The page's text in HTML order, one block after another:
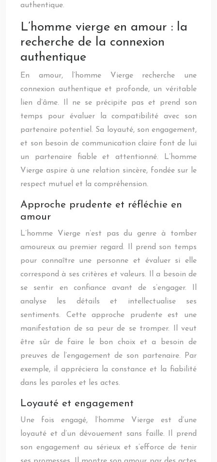
authentique.
L’homme vierge en amour : la
recherche de la connexion
authentique
En amour, l’homme Vierge recherche une
connexion authentique et profonde, un véritable
lien d’âme. Il ne se précipite pas et prend son
temps pour évaluer la compatibilité avec son
partenaire potentiel. Sa loyauté, son engagement,
et son besoin de communication claire font de lui
un partenaire fiable et attentionné. L’homme
Vierge aspire à une relation sincère, fondée sur le
respect mutuel et la compréhension.
Approche prudente et réfléchie en
amour
L’homme Vierge n’est pas du genre à tomber
amoureux au premier regard. Il prend son temps
pour connaître une personne et évaluer si elle
correspond à ses critères et valeurs. Il a besoin de
se sentir en confiance avant de s’engager. Il
analyse les détails et intellectualise ses
sentiments. Cette approche prudente est une
manifestation de sa peur de se tromper. Il veut
être sûr de faire le bon choix et a besoin de
preuves de l’engagement de son partenaire. Par
exemple, il appréciera la constance et la fiabilité
dans les paroles et les actes.
Loyauté et engagement
Une fois engagé, l’homme Vierge est d’une
loyauté et d’un dévouement sans faille. Il prend
son engagement au sérieux et s’efforce de tenir